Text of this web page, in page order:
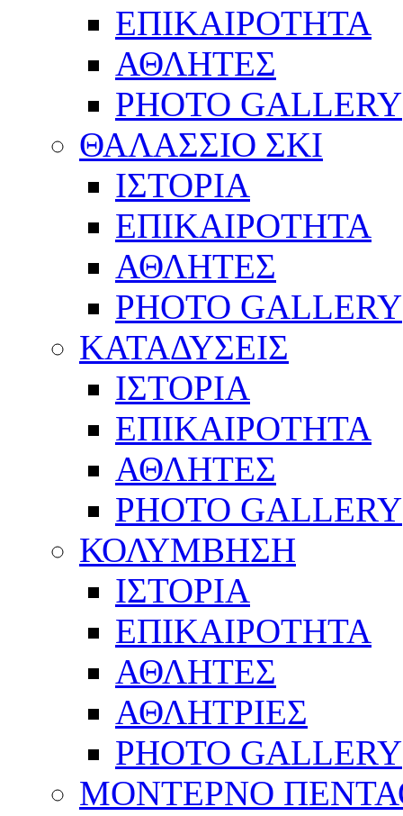
ΕΠΙΚΑΙΡΟΤΗΤΑ
ΑΘΛΗΤΕΣ
PHOTO GALLERY
ΘΑΛΑΣΣΙΟ ΣΚΙ
ΙΣΤΟΡΙΑ
ΕΠΙΚΑΙΡΟΤΗΤΑ
ΑΘΛΗΤΕΣ
PHOTO GALLERY
ΚΑΤΑΔΥΣΕΙΣ
ΙΣΤΟΡΙΑ
ΕΠΙΚΑΙΡΟΤΗΤΑ
ΑΘΛΗΤΕΣ
PHOTO GALLERY
ΚΟΛΥΜΒΗΣΗ
ΙΣΤΟΡΙΑ
ΕΠΙΚΑΙΡΟΤΗΤΑ
ΑΘΛΗΤΕΣ
ΑΘΛΗΤΡΙΕΣ
PHOTO GALLERY
ΜΟΝΤΕΡΝΟ